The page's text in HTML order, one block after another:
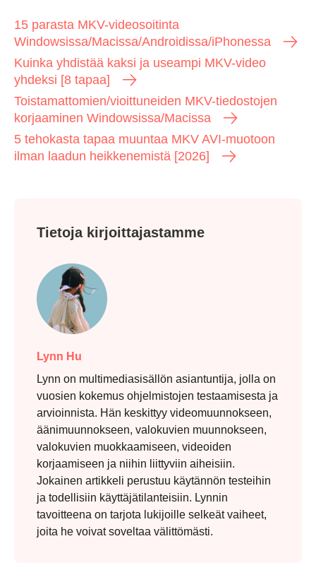
Vaihe 1.
15 parasta MKV-videosoitinta
Windowsissa/Macissa/Androidissa/iPhonessa
Kuinka yhdistää kaksi ja useampi MKV-video
yhdeksi [8 tapaa]
Toistamattomien/vioittuneiden MKV-tiedostojen
korjaaminen Windowsissa/Macissa
5 tehokasta tapaa muuntaa MKV AVI-muotoon
ilman laadun heikkenemistä [2026]
Tietoja kirjoittajastamme
Lynn Hu
Lynn on multimediasisällön asiantuntija, jolla on
vuosien kokemus ohjelmistojen testaamisesta ja
arvioinnista. Hän keskittyy videomuunnokseen,
äänimuunnokseen, valokuvien muunnokseen,
valokuvien muokkaamiseen, videoiden
korjaamiseen ja niihin liittyviin aiheisiin.
Jokainen artikkeli perustuu käytännön testeihin
ja todellisiin käyttäjätilanteisiin. Lynnin
tavoitteena on tarjota lukijoille selkeät vaiheet,
joita he voivat soveltaa välittömästi.